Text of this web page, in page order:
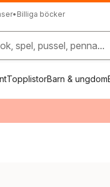
• Billiga böcker
spel, pussel, penna...
TopplistorBarn & ungdom